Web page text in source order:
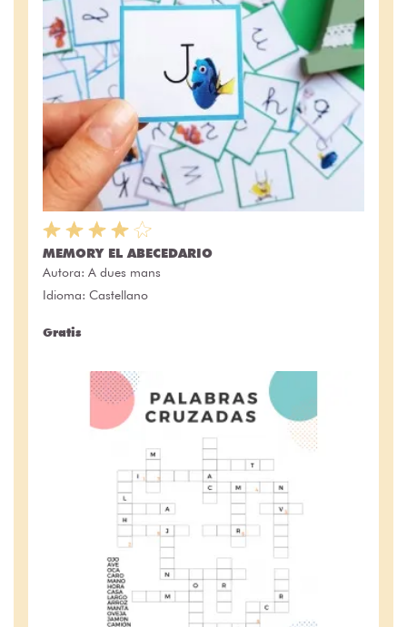
MEMORY EL ABECEDARIO
Autora: A dues mans
Idioma: Castellano
Gratis